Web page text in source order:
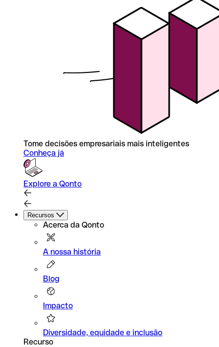
Tome decisões empresariais mais inteligentes
Conheça já
Explore a Qonto
Recursos
Acerca da Qonto
A nossa história
Blog
Impacto
Diversidade, equidade e inclusão
Recurso